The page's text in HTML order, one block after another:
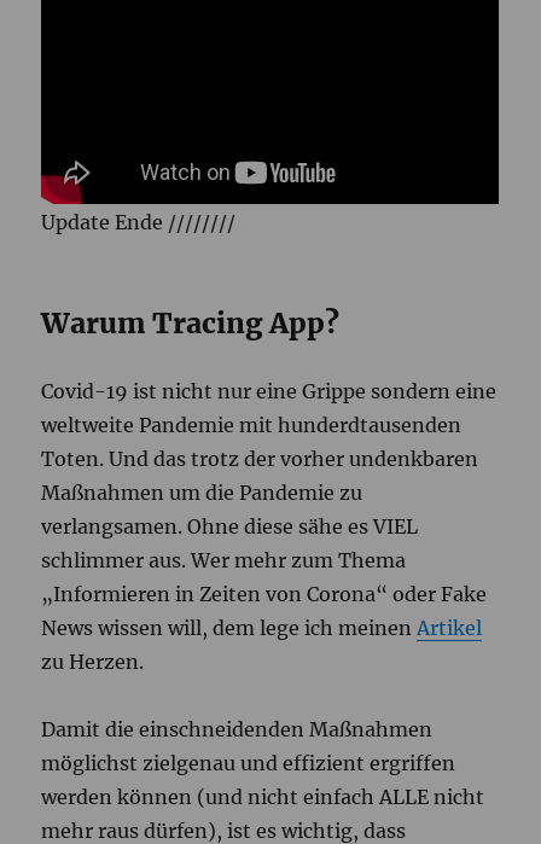
Update Ende ////////
Warum Tracing App?
Covid-19 ist nicht nur eine Grippe sondern eine
weltweite Pandemie mit hunderdtausenden
Toten. Und das trotz der vorher undenkbaren
Maßnahmen um die Pandemie zu
verlangsamen. Ohne diese sähe es VIEL
schlimmer aus. Wer mehr zum Thema
„Informieren in Zeiten von Corona“ oder Fake
News wissen will, dem lege ich meinen Artikel
zu Herzen.
Damit die einschneidenden Maßnahmen
möglichst zielgenau und effizient ergriffen
werden können (und nicht einfach ALLE nicht
mehr raus dürfen), ist es wichtig, dass